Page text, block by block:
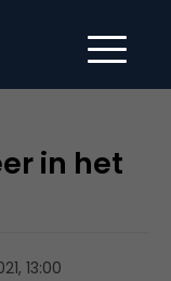
in het
13:00